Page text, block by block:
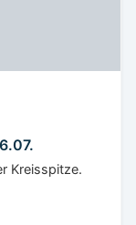
Kreisspitze.